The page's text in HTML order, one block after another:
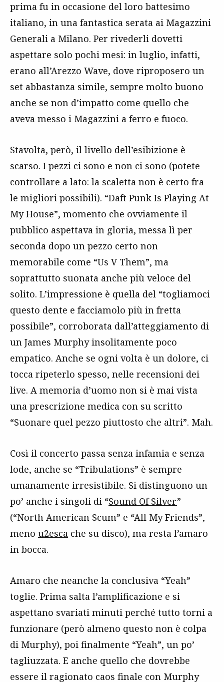
prima fu in occasione del loro battesimo
italiano, in una fantastica serata ai Magazzini
Generali a Milano. Per rivederli dovetti
aspettare solo pochi mesi: in luglio, infatti,
erano all’Arezzo Wave, dove riproposero un
set abbastanza simile, sempre molto buono
anche se non d’impatto come quello che
aveva messo i Magazzini a ferro e fuoco.
Stavolta, però, il livello dell’esibizione è
scarso. I pezzi ci sono e non ci sono (potete
controllare a lato: la scaletta non è certo fra
le migliori possibili). “Daft Punk Is Playing At
My House”, momento che ovviamente il
pubblico aspettava in gloria, messa lì per
seconda dopo un pezzo certo non
memorabile come “Us V Them”, ma
soprattutto suonata anche più veloce del
solito. L’impressione è quella del “togliamoci
questo dente e facciamolo più in fretta
possibile”, corroborata dall’atteggiamento di
un James Murphy insolitamente poco
empatico. Anche se ogni volta è un dolore, ci
tocca ripeterlo spesso, nelle recensioni dei
live. A memoria d’uomo non si è mai vista
una prescrizione medica con su scritto
“Suonare quel pezzo piuttosto che altri”. Mah.
Così il concerto passa senza infamia e senza
lode, anche se “Tribulations” è sempre
umanamente irresistibile. Si distinguono un
po’ anche i singoli di “Sound Of Silver”
(“North American Scum” e “All My Friends”,
meno u2esca che su disco), ma resta l’amaro
in bocca.
Amaro che neanche la conclusiva “Yeah”
toglie. Prima salta l’amplificazione e si
aspettano svariati minuti perché tutto torni a
funzionare (però almeno questo non è colpa
di Murphy), poi finalmente “Yeah”, un po’
tagliuzzata. E anche quello che dovrebbe
essere il ragionato caos finale con Murphy